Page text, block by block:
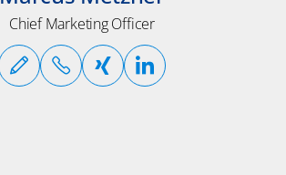
Chief Marketing Officer